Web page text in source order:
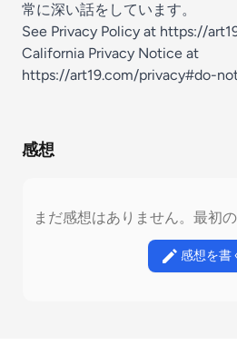
常に深い話をしています。
See Privacy Policy at https://
California Privacy Notice at
https://art19.com/privacy#do-
感想
まだ感想はありません。最初
感想を書